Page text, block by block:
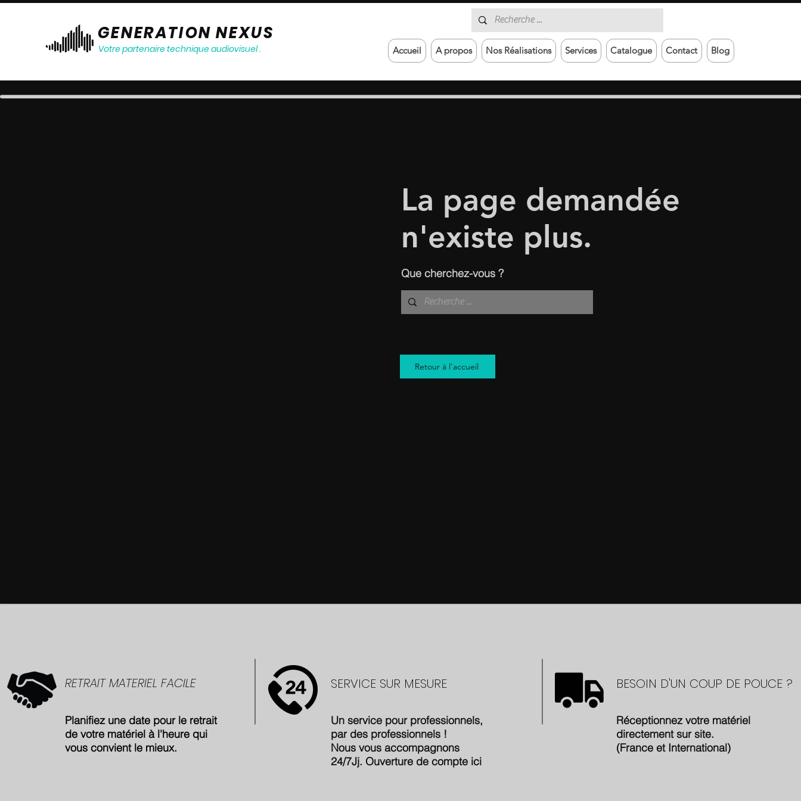
GENERATION NEXUS
Votre partenaire technique audiovisuel . Accueil A propos Nos Réalisations Services Catalogue Contact Blog
La page demandée
n'existe plus.
Que cherchez-vous ?
Retour à l'accueil
RETRAIT MATERIEL FACILE
Planifiez une date pour le retrait
de votre matériel à l'heure qui
vous convient le mieux.
SERVICE SUR MESURE
Un service pour professionnels,
par des professionnels !
Nous vous accompagnons
24/7Jj. Ouverture de compte ici
BESOIN D'UN COUP DE POUCE ?
Réceptionnez votre matériel
directement sur site.
(France et International)